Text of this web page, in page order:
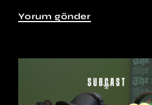
Yorum gönder